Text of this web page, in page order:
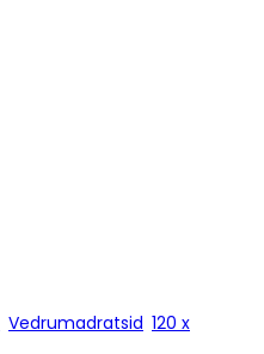
Vedrumadratsid 120 x